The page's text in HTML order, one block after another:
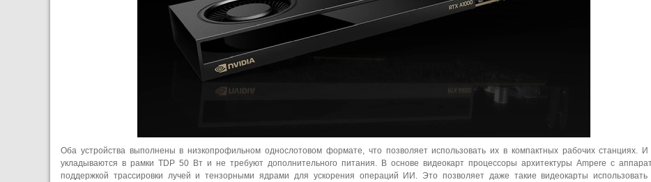
Оба устройства выполнены в низкопрофильном однослотовом формате, что позволяет использовать их в компактных рабочих станциях. И
укладываются в рамки TDP 50 Вт и не требуют дополнительного питания. В основе видеокарт процессоры архитектуры Ampere с
поддержкой трассировки лучей и тензорными ядрами для ускорения операций ИИ. Это позволяет даже такие видеокарты использовать